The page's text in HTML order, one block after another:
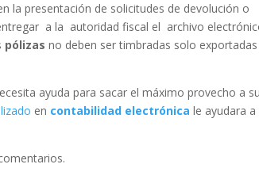
la presentación de solicitudes de devolución o
a la autoridad fiscal el archivo
pólizas no deben ser timbradas solo exportadas
ayuda para sacar el máximo provecho a su
en contabilidad electrónica le ayudara a